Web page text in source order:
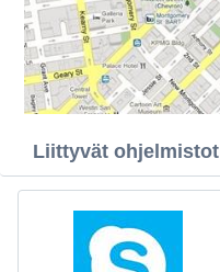
Liittyvät ohjelmistot